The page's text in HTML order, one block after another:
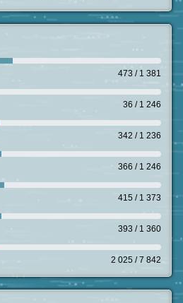
473 / 1 381
36 / 1 246
342 / 1 236
366 / 1 246
415 / 1 373
393 / 1 360
2 025 / 7 842